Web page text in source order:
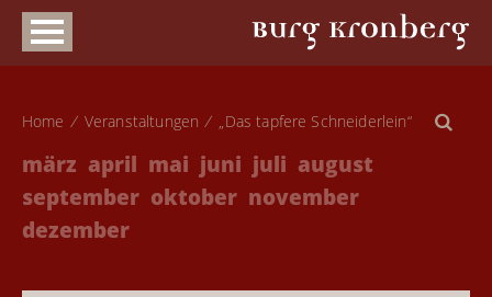
Home Veranstaltungen „Das tapfere Schneiderlein“
märz april mai juni juli august
september oktober november
dezember